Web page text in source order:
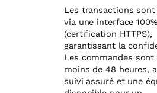
Les transactions sont
via une interface
(certification HTTPS),
garantissant la
Les commandes sont
moins de 48 heures,
suivi assuré et une